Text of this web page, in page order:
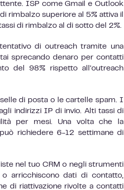
ISP come Gmail e Outlook
rimbalzo superiore al 5% attiva il
di rimbalzo al di sotto del 2%.
di outreach tramite una
sprecando denaro per contatti
del 98% rispetto all’outreach
di posta o le cartelle spam. I
indirizzi IP di invio. Alti tassi di
per mesi. Una volta che la
richiedere 6-12 settimane di
nel tuo CRM o negli strumenti
o arricchiscono dati di contatto,
di riattivazione rivolte a contatti